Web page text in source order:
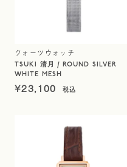
クォーツウォッチ
TSUKI 清月 / ROUND SILVER
WHITE MESH
¥23,100